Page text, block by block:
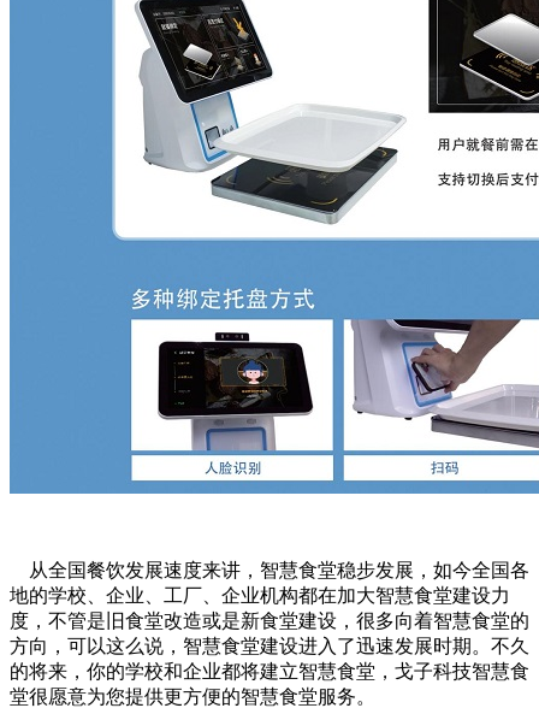
从全国餐饮发展速度来讲，智慧食堂稳步发展，如今全国各
地的学校、企业、工厂、企业机构都在加大智慧食堂建设力
度，不管是旧食堂改造或是新食堂建设，很多向着智慧食堂的
方向，可以这么说，智慧食堂建设进入了迅速发展时期。不久
的将来，你的学校和企业都将建立智慧食堂，戈子科技智慧食
堂很愿意为您提供更方便的智慧食堂服务。